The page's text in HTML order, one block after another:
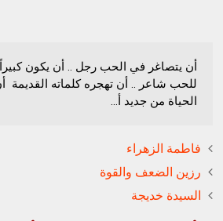
أن يتصاغر في الحب رجل .. أن يكون
للحب شاعر .. أن تهجره كلماته القديمة
الحياة من جديد أ...
فاطمة الزهراء
رزين الضعف والقوة
السيدة خديجة